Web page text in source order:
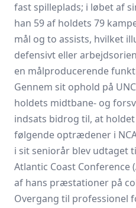
fast spilleplads; i løbet af
han 59 af holdets 79
mål og to assists, hvilket
defensivt eller
en målproducerende
Gennem sit ophold på
holdets midtbane- og
indsats bidrog til, at
følgende optrædener i
i sit seniorår blev udtaget
Atlantic Coast Conference
af hans præstationer på
Overgang til professionel